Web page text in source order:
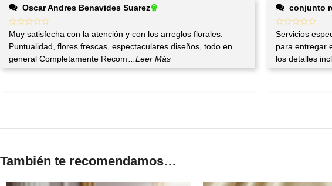
Oscar Andres Benavides Suarez
Muy satisfecha con la atención y con los arreglos florales.
Puntualidad, flores frescas, espectaculares diseños, todo en
general Completamente Recom
...Leer Más
conjunto
Servicios
para entregar
los detalles
También te recomendamos…